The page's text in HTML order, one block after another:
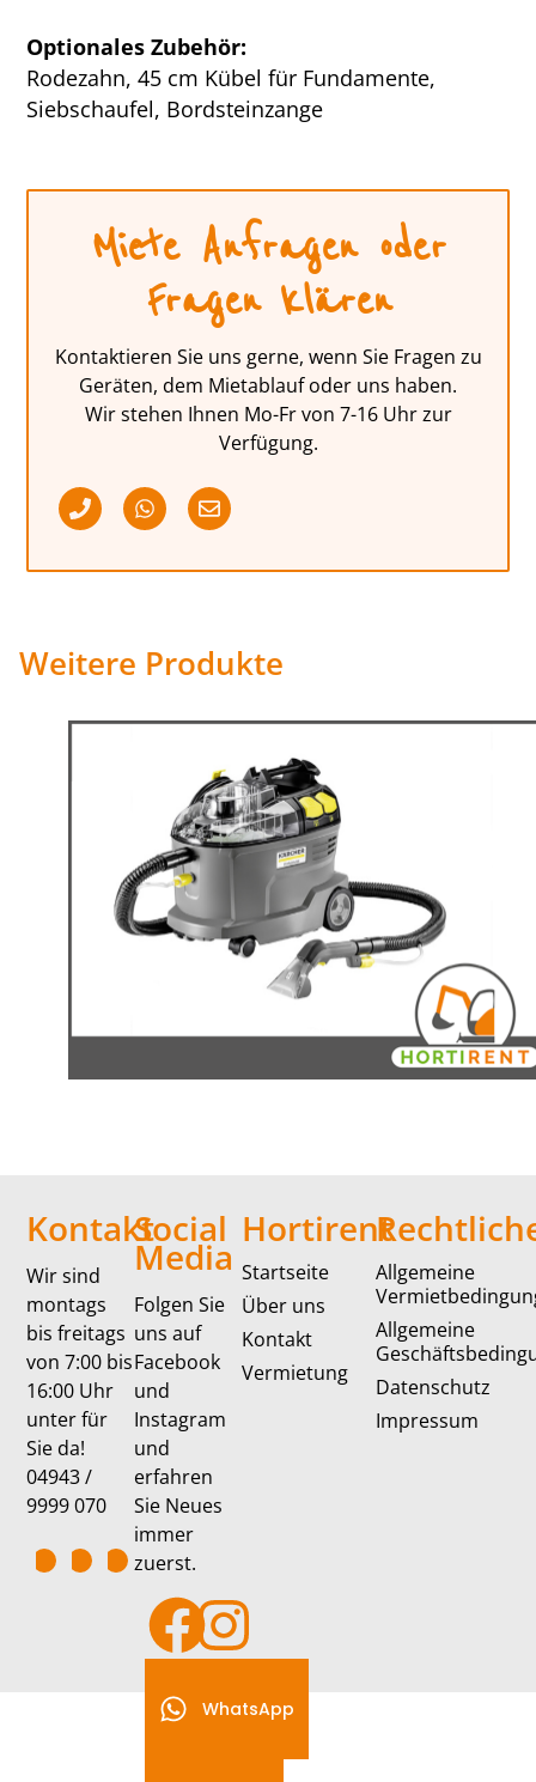
Optionales Zubehör:
Rodezahn, 45 cm Kübel für Fundamente,
Siebschaufel, Bordsteinzange
Miete Anfragen oder
Fragen klären
Kontaktieren Sie uns gerne, wenn Sie Fragen zu
Geräten, dem Mietablauf oder uns haben.
Wir stehen Ihnen Mo-Fr von 7-16 Uhr zur
Verfügung.
Weitere Produkte
Kontakt
Wir sind
montags
bis freitags
von 7:00 bis
16:00 Uhr
unter für
Sie da!
04943 /
9999 070
Social
Media
Folgen Sie
uns auf
Facebook
und
Instagram
und
erfahren
Sie Neues
immer
zuerst.
Hortirent
Startseite
Über uns
Kontakt
Vermietung
Allgemeine
Allgemeine
Datenschutz
Impressum
WhatsApp